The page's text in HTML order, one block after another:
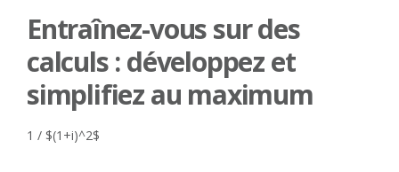
Entraînez-vous sur des
calculs : développez et
simplifiez au maximum
1 / $(1+i)^2$